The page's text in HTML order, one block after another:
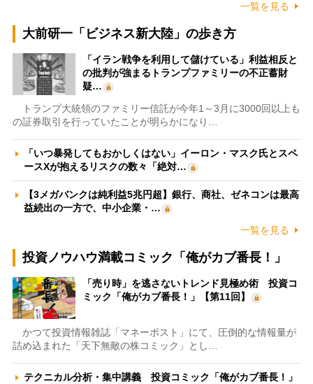
一覧を見る
大前研一「ビジネス新大陸」の歩き方
「イラン戦争を利用して儲けている」利益相反と
の批判が強まるトランプファミリーの不正蓄財
疑…
トランプ大統領のファミリー信託が今年1～3月に3000回以上も
の証券取引を行っていたことが明らかになり…
「いつ暴発してもおかしくはない」イーロン・マスク氏とスペ
ースXが抱えるリスクの数々「絶対…
【3メガバンクは純利益5兆円超】銀行、商社、ゼネコンは最高
益続出の一方で、中小企業・…
一覧を見る
投資ノウハウ満載コミック「俺がカブ番長！」
「売り時」を逃さないトレンド見極め術 投資コ
ミック「俺がカブ番長！」【第11回】
かつて投資情報雑誌「マネーポスト」にて、圧倒的な情報量が
詰め込まれた「天下無敵の株コミック」とし…
テクニカル分析・集中講義 投資コミック「俺がカブ番長！」